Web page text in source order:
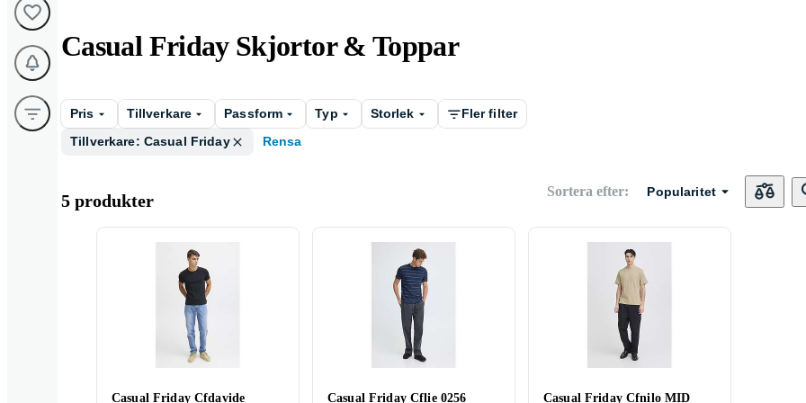
Casual Friday Skjortor & Toppar
Pris Tillverkare Passform Typ Storlek
Fler filter
Tillverkare: Casual Friday
Rensa
5 produkter Sortera efter: Popularitet
Casual Friday Cfdavide Casual Friday Cflie 0256 Casual Friday Cfnilo MID